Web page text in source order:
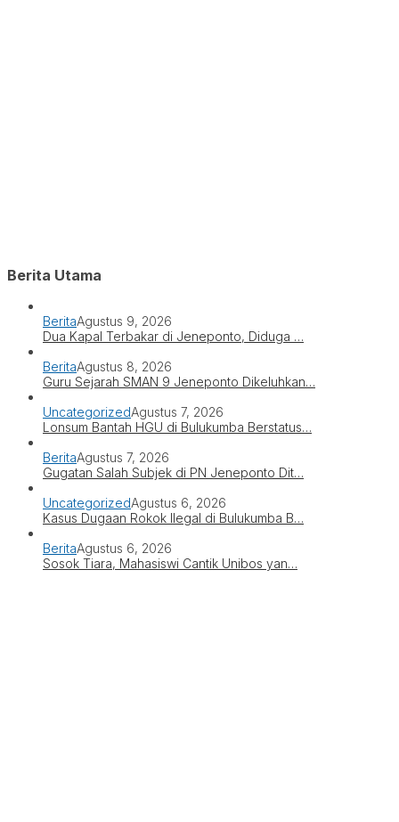
Berita Utama
BeritaAgustus 9, 2026
Dua Kapal Terbakar di Jeneponto, Diduga …
BeritaAgustus 8, 2026
Guru Sejarah SMAN 9 Jeneponto Dikeluhkan…
UncategorizedAgustus 7, 2026
Lonsum Bantah HGU di Bulukumba Berstatus…
BeritaAgustus 7, 2026
Gugatan Salah Subjek di PN Jeneponto Dit…
UncategorizedAgustus 6, 2026
Kasus Dugaan Rokok Ilegal di Bulukumba B…
BeritaAgustus 6, 2026
Sosok Tiara, Mahasiswi Cantik Unibos yan…